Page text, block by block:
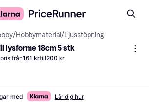
/Hobbymaterial /Ljusstöpning
lysforme 18cm 5 stk
från161 krtill200 kr
med Lär dig hur